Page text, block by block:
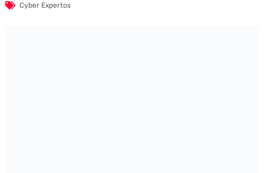
Cyber Expertos